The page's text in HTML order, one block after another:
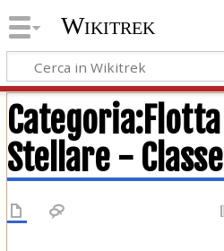
Wikitrek
Categoria:Flotta
Stellare - Classe